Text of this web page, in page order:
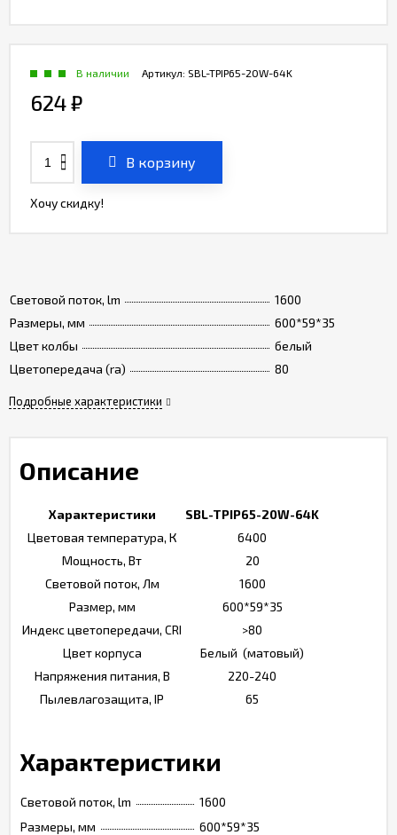
Световой поток, lm
1600
Размеры, мм
600*59*35
Цвет колбы
белый
Цветопередача (ra)
80
Подробные характеристики
Артикул: SBL-TPIP65-20W-64K
В наличии
624₽
В корзину
Хочу скидку!
Описание
Характеристики
SBL-TPIP65-20W-64K
Цветовая температура, К
6400
Мощность, Вт
20
Световой поток, Лм
1600
Размер, мм
600*59*35
Индекс цветопередачи, CRI
>80
Цвет корпуса
Белый (матовый)
Напряжения питания, В
220-240
Пылевлагозащита, IP
65
Характеристики
Световой поток, lm
1600
Размеры, мм
600*59*35